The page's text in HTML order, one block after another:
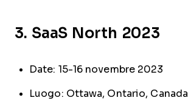
3. SaaS North 2023
Date: 15-16 novembre 2023
Luogo: Ottawa, Ontario, Canada